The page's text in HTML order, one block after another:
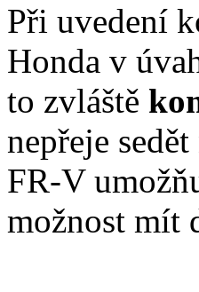
Při uvedení
Honda v
to zvláště
nepřeje
FR-V
možnost mít